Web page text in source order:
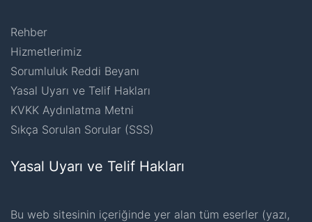
Rehber
Hizmetlerimiz
Sorumluluk Reddi Beyanı
Yasal Uyarı ve Telif Hakları
KVKK Aydınlatma Metni
Sıkça Sorulan Sorular (SSS)
Yasal Uyarı ve Telif Hakları
Bu web sitesinin içeriğinde yer alan tüm eserler (yazı,